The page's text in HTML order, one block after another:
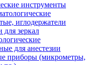
инструменты
иглодержатели
для зеркал
для анестезии
приборы (микрометры,